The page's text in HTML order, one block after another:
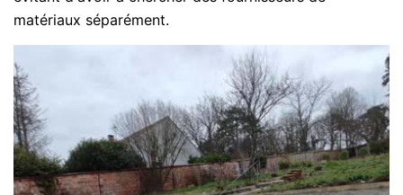
matériaux séparément.